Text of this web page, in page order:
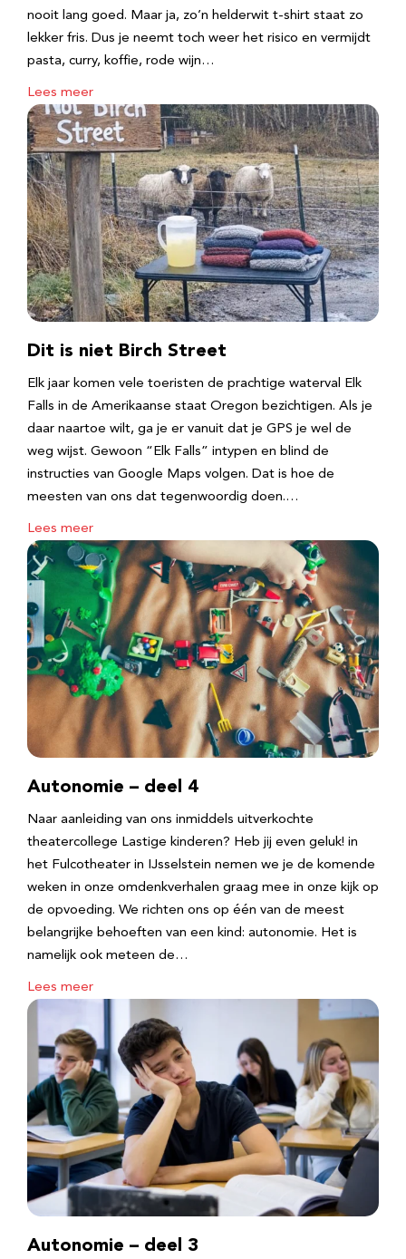
nooit lang goed. Maar ja, zo’n helderwit t-shirt staat zo
lekker fris. Dus je neemt toch weer het risico en vermijdt
pasta, curry, koffie, rode wijn…
Lees meer
Dit is niet Birch Street
Elk jaar komen vele toeristen de prachtige waterval Elk
Falls in de Amerikaanse staat Oregon bezichtigen. Als je
daar naartoe wilt, ga je er vanuit dat je GPS je wel de
weg wijst. Gewoon “Elk Falls” intypen en blind de
instructies van Google Maps volgen. Dat is hoe de
meesten van ons dat tegenwoordig doen.…
Lees meer
Autonomie – deel 4
Naar aanleiding van ons inmiddels uitverkochte
theatercollege Lastige kinderen? Heb jij even geluk! in
het Fulcotheater in IJsselstein nemen we je de komende
weken in onze omdenkverhalen graag mee in onze kijk op
de opvoeding. We richten ons op één van de meest
belangrijke behoeften van een kind: autonomie. Het is
namelijk ook meteen de…
Lees meer
Autonomie – deel 3